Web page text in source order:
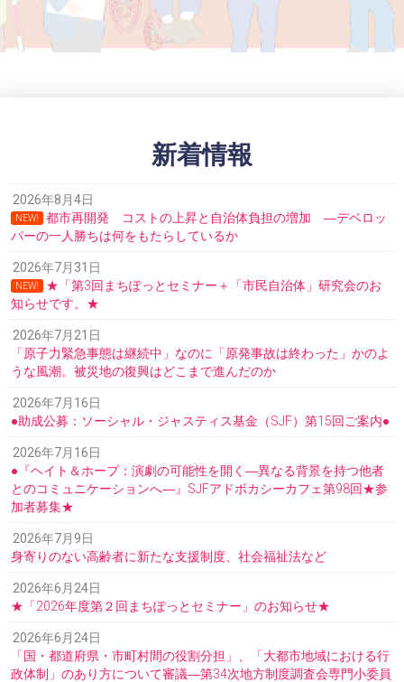
新着情報
2026年8月4日
NEW!
都市再開発 コストの上昇と自治体負担の増加 ―デベロッ
パーの一人勝ちは何をもたらしているか
2026年7月31日
NEW!
★「第3回まちぽっとセミナー＋「市民自治体」研究会のお
知らせです。★
2026年7月21日
「原子力緊急事態は継続中」なのに「原発事故は終わった」かのよ
うな風潮。被災地の復興はどこまで進んだのか
2026年7月16日
●助成公募：ソーシャル・ジャスティス基金（SJF）第15回ご案内●
2026年7月16日
●『ヘイト＆ホープ：演劇の可能性を開く―異なる背景を持つ他者
とのコミュニケーションへ―』SJFアドボカシーカフェ第98回★参
加者募集★
2026年7月9日
身寄りのない高齢者に新たな支援制度、社会福祉法など
2026年6月24日
★「2026年度第２回まちぽっとセミナー」のお知らせ★
2026年6月24日
「国・都道府県・市町村間の役割分担」、「大都市地域における行
政体制」のあり方について審議―第34次地方制度調査会専門小委員